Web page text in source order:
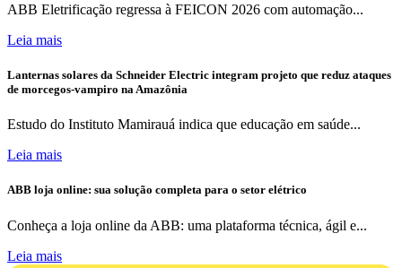
ABB Eletrificação regressa à FEICON 2026 com automação...
Leia mais
Lanternas solares da Schneider Electric integram projeto que reduz ataques
de morcegos-vampiro na Amazônia
Estudo do Instituto Mamirauá indica que educação em saúde...
Leia mais
ABB loja online: sua solução completa para o setor elétrico
Conheça a loja online da ABB: uma plataforma técnica, ágil e...
Leia mais